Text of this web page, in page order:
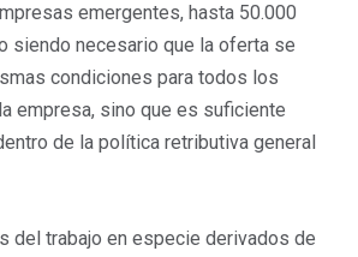
emergentes, hasta 50.000
siendo necesario que la oferta se
condiciones para todos los
empresa, sino que es suficiente
de la política retributiva general
del trabajo en especie derivados de